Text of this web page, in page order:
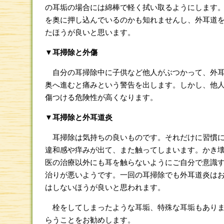
の耳垢の場合には綿棒で軽く拭い取るようにします
を奥に押し込んでいるのかも知れませんし、外耳道
たほうが良いと思います。
▼耳掃除と外傷
自分の耳掃除中に子供など他人がぶつかって、外
奥へ進むと痛みという警告を出します。しかし、他
傷つける危険性が高くなります。
▼耳掃除と外耳道炎
耳掃除は気持ちの良いものです。それだけに習慣
違和感や痒みが出て、また触ってしまいます。かき
医の治療以外にも耳を触らないようにご自分で意識
治りが悪いようです。一回の耳掃除でも外耳道炎は
はしないほうが良いと思われます。
栓をしてしまったような耳垢、特殊な耳垢もあり
らうことをお勧めします。